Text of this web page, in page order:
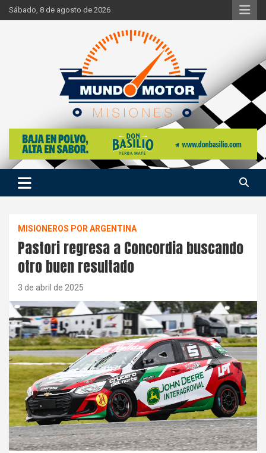
Skip
to
Sábado, 8 de agosto de 2026
Mundo Motor Misiones
Si hay ruido de motores ahí estaremos
MISIONEROS POR ARGENTINA
Pastori regresa a Concordia buscando
otro buen resultado
3 de abril de 2025